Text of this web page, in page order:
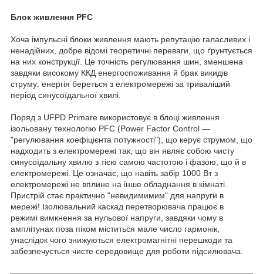
Блок живлення PFC
Хоча імпульсні блоки живлення мають репутацію галасливих і
ненадійних, добре відомі теоретичні переваги, що ґрунтується
на них конструкції. Це точність регулювання шин, зменшена
завдяки високому ККД енергоспоживання й брак викидів
струму: енергія береться з електромережі за триваліший
період синусоїдальної хвилі.
Поряд з UFPD Primare використовує в блоці живлення
ізольовану технологію PFC (Power Factor Control —
"регулювання коефіцієнта потужності"), що керує струмом, що
надходить з електромережі так, що він являє собою чисту
синусоїдальну хвилю з тією самою частотою і фазою, що й в
електромережі. Це означає, що навіть забір 1000 Вт з
електромережі не вплине на інше обладнання в кімнаті.
Пристрій стає практично "невидимимим" для напруги в
мережі! Ізолювальний каскад перетворювача працює в
режимі вимкнення за нульової напруги, завдяки чому в
амплітунах поза піком міститься мале число гармонік,
унаслідок чого знижуються електромагнітні перешкоди та
забезпечується чисте середовище для роботи підсилювача.